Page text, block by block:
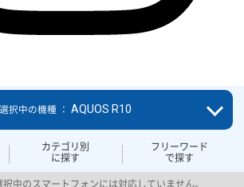
カテゴリ別
に探す
フリーワード
で探す
選択中の機種 ： AQUOS R10
中のスマートフォンには対応していません。